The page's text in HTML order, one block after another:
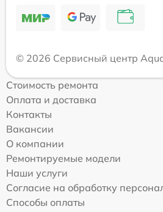
© 2026 Сервисный центр
Стоимость ремонта
Оплата и доставка
Контакты
Вакансии
О компании
Ремонтируемые модели
Наши услуги
Согласие на обработку
Способы оплаты